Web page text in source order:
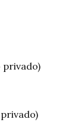
privado)